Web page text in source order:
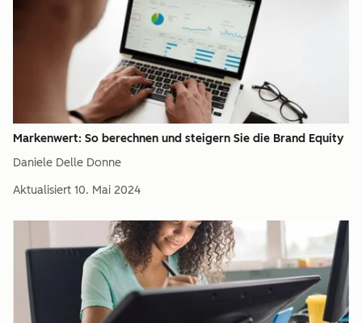
Markenwert: So berechnen und steigern Sie die Brand Equity
Daniele Delle Donne
Aktualisiert 10. Mai 2024